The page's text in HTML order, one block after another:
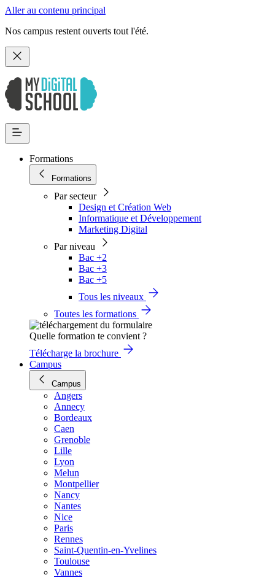
Aller au contenu principal
Nos campus restent ouverts tout l'été.
Formations
Formations
Par secteur
Design et Création Web
Informatique et Développement
Marketing Digital
Par niveau
Bac +2
Bac +3
Bac +5
Tous les niveaux
Toutes les formations
Quelle formation te convient ?
Télécharge la brochure
Campus
Campus
Angers
Annecy
Bordeaux
Caen
Grenoble
Lille
Lyon
Melun
Montpellier
Nancy
Nantes
Nice
Paris
Rennes
Saint-Quentin-en-Yvelines
Toulouse
Vannes